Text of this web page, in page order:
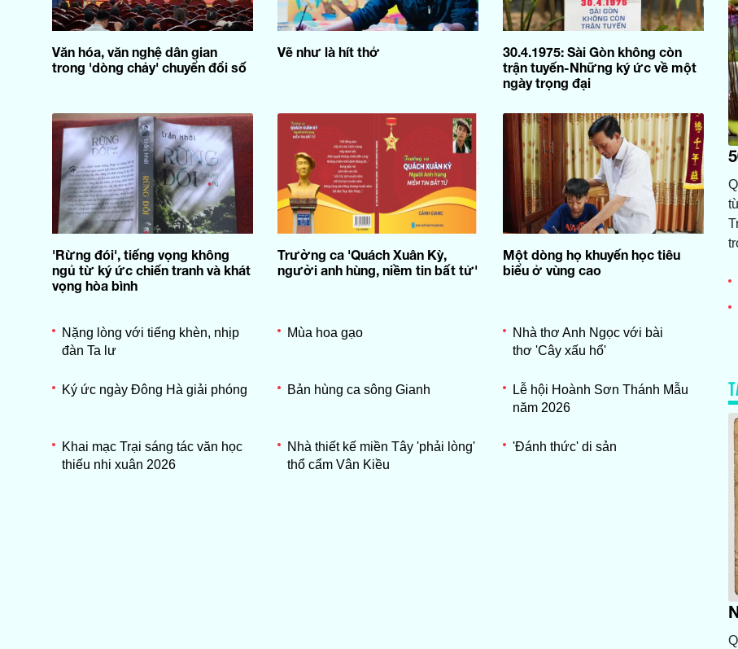
Văn hóa, văn nghệ dân gian
trong 'dòng chảy' chuyển đổi số
Vẽ như là hít thở
30.4.1975: Sài Gòn không còn
trận tuyến-Những ký ức về một
ngày trọng đại
'Rừng đói', tiếng vọng không
ngủ từ ký ức chiến tranh và khát
vọng hòa bình
Trường ca 'Quách Xuân Kỳ,
người anh hùng, niềm tin bất tử'
Một dòng họ khuyến học tiêu
biểu ở vùng cao
Nặng lòng với tiếng khèn, nhịp
đàn Ta lư
Mùa hoa gạo
Nhà thơ Anh Ngọc với bài
thơ 'Cây xấu hổ'
Ký ức ngày Đông Hà giải phóng Bản hùng ca sông Gianh
Lễ hội Hoành Sơn Thánh Mẫu
năm 2026
Khai mạc Trại sáng tác văn học
thiếu nhi xuân 2026
Nhà thiết kế miền Tây 'phải lòng'
thổ cẩm Vân Kiều
'Đánh thức' di sản